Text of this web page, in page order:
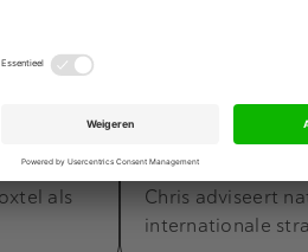
als
BJTK heeft Chris
tot counsel
Chris adviseert
internationale